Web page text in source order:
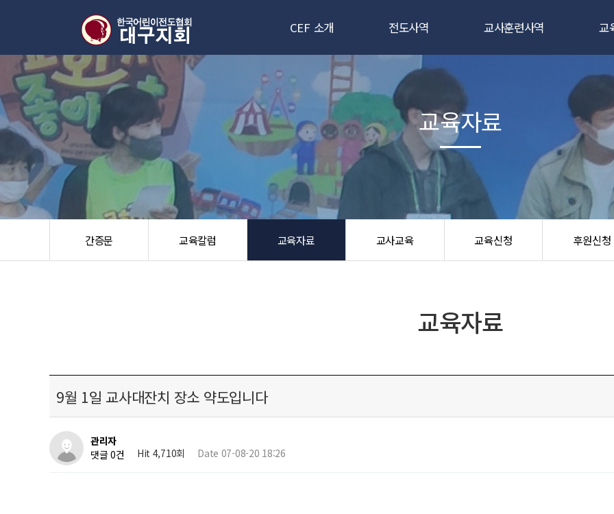
CEF 소개
대구CEF란
인사말
신앙성명서
한국/국제CEF
오시는 길
전도사역
새소식반
3일 클럽
어린이 캠프
어린이 대 잔치
학교/파티전도
부흥회/통신학교
교사훈련사역
TCE 교사대학
절기 강습회
우리들을 위한 파티
교
간증문 교육칼럼 교육자료 교사교육 교육신청 후원신청
교육자료
교육자료
9월 1일 교사대잔치 장소 약도입니다
관리자
댓글 0건
Hit 4,710회 Date 07-08-20 18:26